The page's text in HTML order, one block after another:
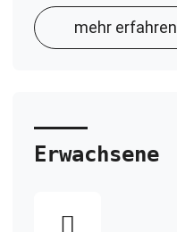
mehr erfahren
Erwachsene